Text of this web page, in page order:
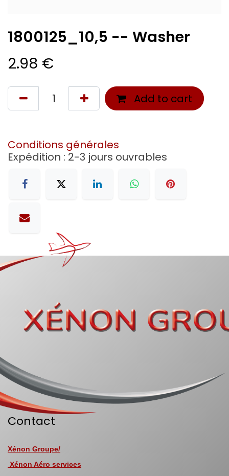
1800125_10,5 -- Washer
2.98 €
Add to cart
Conditions générales
Expédition : 2-3 jours ouvrables
Contact
Xénon Groupe/
Xénon Aéro services